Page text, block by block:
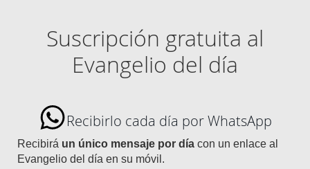
Suscripción gratuita al
Evangelio del día
Recibirlo cada día por WhatsApp
Recibirá un único mensaje por día con un enlace al
Evangelio del día en su móvil.